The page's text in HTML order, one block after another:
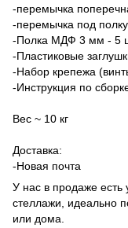
-перемычка
-перемычка под
-Полка МДФ 3 мм - 5
-Пластиковые
-Набор крепежа
-Инструкция по
Вес ~ 10 кг
Доставка:
-Новая почта
У нас в продаже
стеллажи, идеально
или дома.